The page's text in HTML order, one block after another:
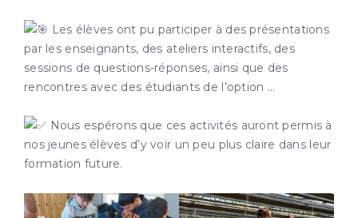
Les élèves ont pu participer à des présentations
par les enseignants, des ateliers interactifs, des
sessions de questions-réponses, ainsi que des
rencontres avec des étudiants de l’option …
Nous espérons que ces activités auront permis à
nos jeunes élèves d’y voir un peu plus claire dans leur
formation future.